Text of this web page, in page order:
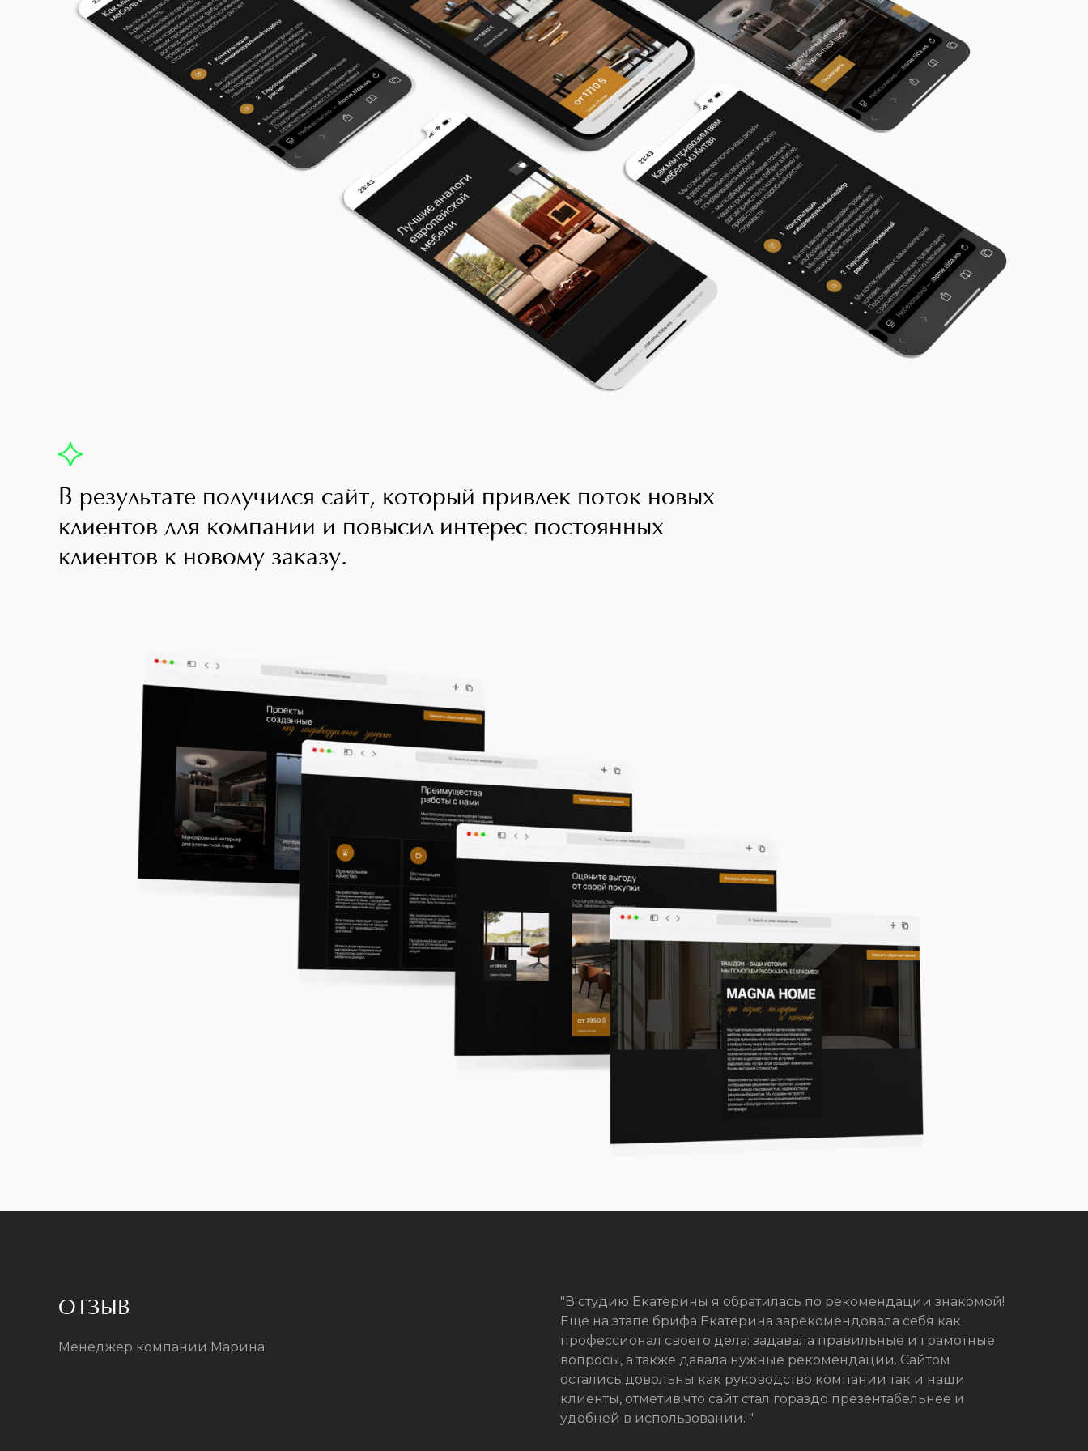
В результате получился сайт, который привлек поток новых
клиентов для компании и повысил интерес постоянных
клиентов к новому заказу.
ОТЗЫВ
Менеджер компании Марина
"В студию Екатерины я обратилась по рекомендации знакомой!
Еще на этапе брифа Екатерина зарекомендовала себя как
профессионал своего дела: задавала правильные и грамотные
вопросы, а также давала нужные рекомендации. Сайтом
остались довольны как руководство компании так и наши
клиенты, отметив,что сайт стал гораздо презентабельнее и
удобней в использовании. "